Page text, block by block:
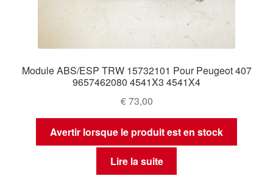
Module ABS/ESP TRW 15732101 Pour Peugeot 407
9657462080 4541X3 4541X4
€73,00
Avertir lorsque le produit est en stock
Lire la suite